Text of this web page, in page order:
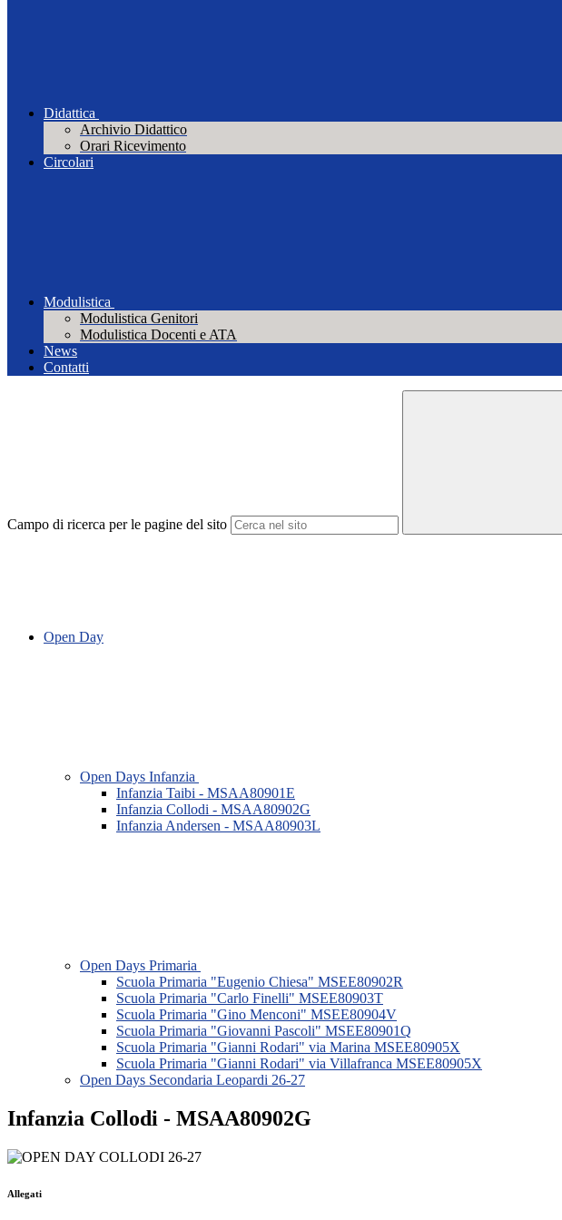
Didattica
Archivio Didattico
Orari Ricevimento
Circolari
Modulistica
Modulistica Genitori
Modulistica Docenti e ATA
News
Contatti
Campo di ricerca per le pagine del sito
Open Day
Open Days Infanzia
Infanzia Taibi - MSAA80901E
Infanzia Collodi - MSAA80902G
Infanzia Andersen - MSAA80903L
Open Days Primaria
Scuola Primaria "Eugenio Chiesa" MSEE80902R
Scuola Primaria "Carlo Finelli" MSEE80903T
Scuola Primaria "Gino Menconi" MSEE80904V
Scuola Primaria "Giovanni Pascoli" MSEE80901Q
Scuola Primaria "Gianni Rodari" via Marina MSEE80905X
Scuola Primaria "Gianni Rodari" via Villafranca MSEE80905X
Open Days Secondaria Leopardi 26-27
Infanzia Collodi - MSAA80902G
Allegati